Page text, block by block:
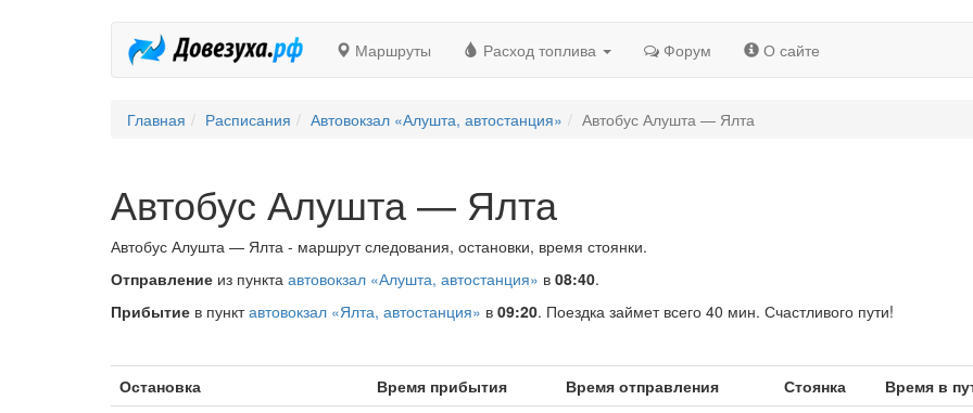
Маршруты Расход топлива Форум О сайте
Главная Расписания Автовокзал «Алушта, автостанция» Автобус Алушта — Ялта
Автобус Алушта — Ялта
Автобус Алушта — Ялта - маршрут следования, остановки, время стоянки.
Отправление из пункта автовокзал «Алушта, автостанция» в 08:40.
Прибытие в пунктавтовокзал «Ялта, автостанция» в 09:20. Поездка займет всего 40 мин. Счастливого пути!
Остановка Время прибытия Время отправления Стоянка Время в